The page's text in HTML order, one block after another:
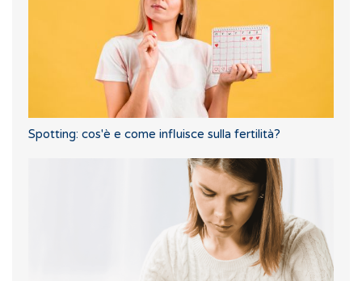
Spotting: cos'è e come influisce sulla fertilità?